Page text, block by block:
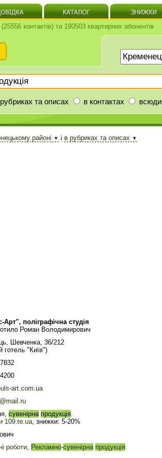
(25556 контактів) та 190503 квартирних абонентів
та описах в контактах всюди
районі ▼ і в рубриках та описах ▼
Арт", поліграфічна студія
Роман Володимирович
Шевченка, 36/212
готель "Київ")
art.com.ua
сувенірна продукція.
109.te.ua, знижки: 5-20%
роботи, Рекламно-сувенірна продукція